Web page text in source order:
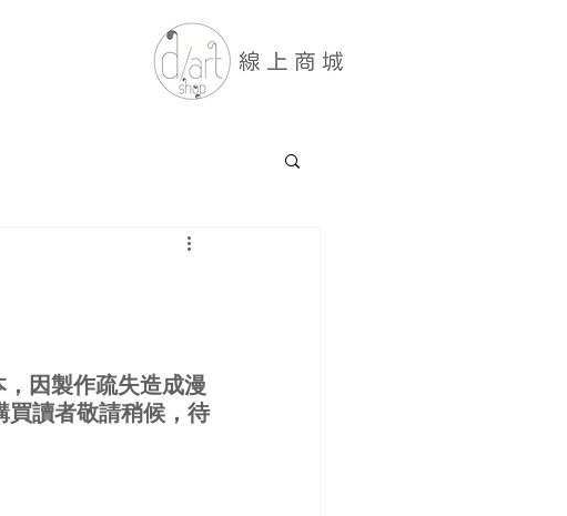
因製作疏失造成漫
買讀者敬請稍候，待